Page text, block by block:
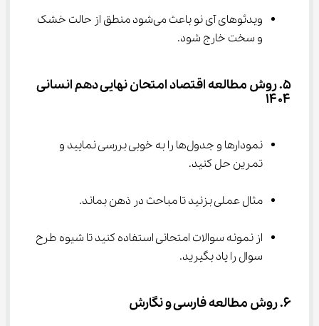
ویدئوهای آی نو باعث می‌شود منطق از حالت خشک
و سخت خارج شود.
۵. روش مطالعه اقتصاد امتحان نهایی دهم انسانی
۱۴۰۴
نمودارها و جدول‌ها را به خوبی بررسی نمایید و
تمرین حل کنید.
مثال عملی بزنید تا مباحث در ذهن بماند.
از نمونه سوالات امتحانی استفاده کنید تا شیوه طرح
سوال را یاد بگیرید.
۶. روش مطالعه فارسی و نگارش